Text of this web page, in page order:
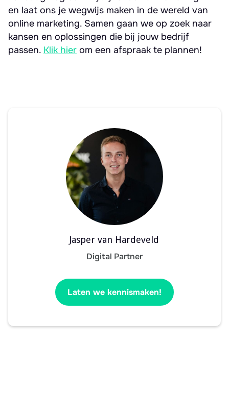
en laat ons je wegwijs maken in de wereld van
online marketing. Samen gaan we op zoek naar
kansen en oplossingen die bij jouw bedrijf
passen. Klik hier om een afspraak te plannen!
Jasper van Hardeveld
Digital Partner
Laten we kennismaken!